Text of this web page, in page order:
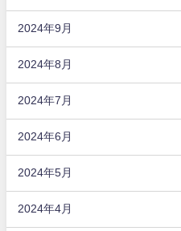
2024年9月
2024年8月
2024年7月
2024年6月
2024年5月
2024年4月